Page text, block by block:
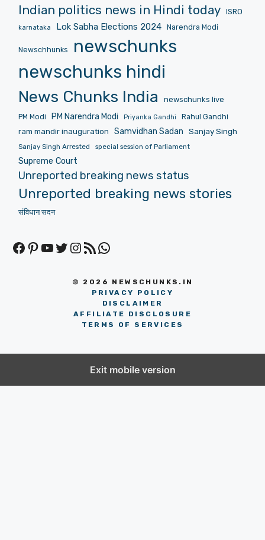
Indian politics news in Hindi today
ISRO
karnataka Lok Sabha Elections 2024 Narendra Modi
Newschhunks
newschunks
newschunks hindi
News Chunks India
newschunks live
PM Modi
PM Narendra Modi Priyanka Gandhi
Rahul Gandhi
ram mandir inauguration
Samvidhan Sadan Sanjay Singh
Sanjay Singh Arrested special session of Parliament
Supreme Court
Unreported breaking news status
Unreported breaking news stories
संविधान सदन
Facebook
Pinterest
YouTube
Twitter
Instagram
RSS FeedWhatsApp
© 2026 NEWSCHUNKS.IN
PRIVACY POLICY
DISCLAIMER
AFFILIATE DISCLOSURE
TERMS OF SERVICES
Exit mobile version